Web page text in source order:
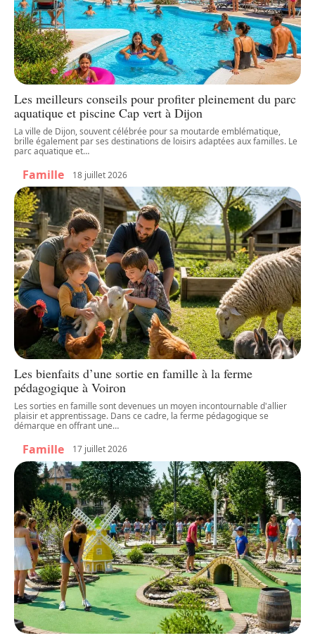
Les meilleurs conseils pour profiter pleinement du parc
aquatique et piscine Cap vert à Dijon
La ville de Dijon, souvent célébrée pour sa moutarde emblématique,
brille également par ses destinations de loisirs adaptées aux familles. Le
parc aquatique et…
Famille 18 juillet 2026
Les bienfaits d’une sortie en famille à la ferme
pédagogique à Voiron
Les sorties en famille sont devenues un moyen incontournable d'allier
plaisir et apprentissage. Dans ce cadre, la ferme pédagogique se
démarque en offrant une…
Famille 17 juillet 2026